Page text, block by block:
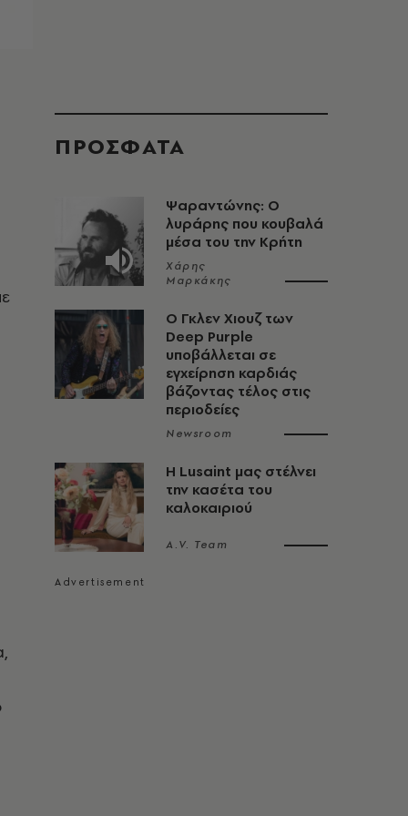
ΠΡΟΣΦΑΤΑ
Ψαραντώνης: Ο
λυράρης που κουβαλά
μέσα του την Κρήτη
Χάρης
Μαρκάκης
O Γκλεν Χιουζ των
Deep Purple
υποβάλλεται σε
εγχείρηση καρδιάς
βάζοντας τέλος στις
περιοδείες
Newsroom
Η Lusaint μας στέλνει
την κασέτα του
καλοκαιριού
A.V. Team